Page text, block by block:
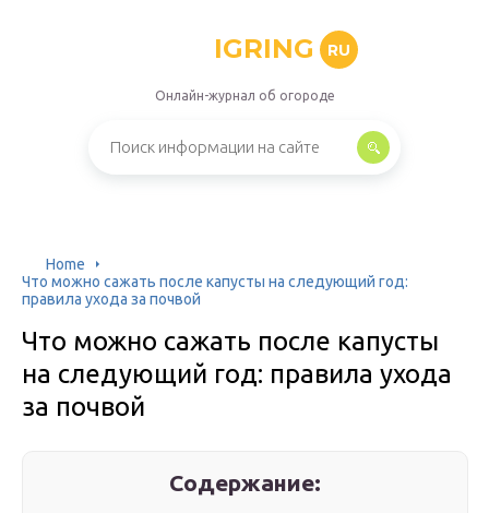
IGRING RU
Онлайн-журнал об огороде
Home
Что можно сажать после капусты на следующий год:
правила ухода за почвой
Что можно сажать после капусты
на следующий год: правила ухода
за почвой
Содержание: